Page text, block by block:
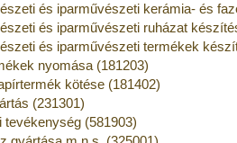
és iparművészeti kerámia- és
és iparművészeti ruházat
és iparművészeti termékek
nyomása (181203)
kötése (181402)
(231301)
tevékenység (581903)